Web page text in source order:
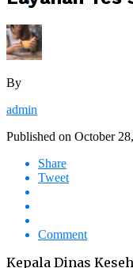
By
admin
Published on October
Share
Tweet
Comment
Kepala Dinas